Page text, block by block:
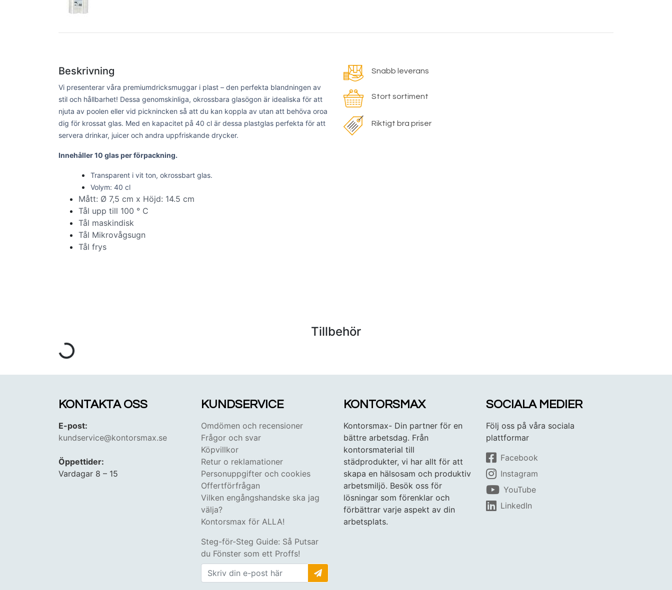
Beskrivning
Vi presenterar våra premiumdricksmuggar i plast – den perfekta blandningen av
stil och hållbarhet! Dessa genomskinliga, okrossbara glasögon är idealiska för att
njuta av poolen eller vid picknincken så att du kan koppla av utan att behöva oroa
dig för krossat glas. Med en kapacitet på 40 cl är dessa plastglas perfekta för att
servera drinkar, juicer och andra uppfriskande drycker.
Innehåller 10 glas per förpackning.
Transparent i vit ton, okrossbart glas.
Volym: 40 cl
Mått: Ø 7,5 cm x Höjd: 14.5 cm
Tål upp till 100 ° C
Tål maskindisk
Tål Mikrovågsugn
Tål frys
Snabb leverans
Stort sortiment
Riktigt bra priser
Tillbehör
KONTAKTA OSS
E-post:
kundservice@kontorsmax.se
Öppettider:
Vardagar 8 – 15
KUNDSERVICE
Omdömen och recensioner
Frågor och svar
Köpvillkor
Retur o reklamationer
Personuppgifter och cookies
Offertförfrågan
Vilken engångshandske ska jag
välja?
Kontorsmax för ALLA!
Steg-för-Steg Guide: Så Putsar
du Fönster som ett Proffs!
KONTORSMAX
Kontorsmax- Din partner för en
bättre arbetsdag. Från
kontorsmaterial till
städprodukter, vi har allt för att
skapa en hälsosam och produktiv
arbetsmiljö. Besök oss för
lösningar som förenklar och
förbättrar varje aspekt av din
arbetsplats.
SOCIALA MEDIER
Följ oss på våra sociala
plattformar
Facebook
Instagram
YouTube
LinkedIn